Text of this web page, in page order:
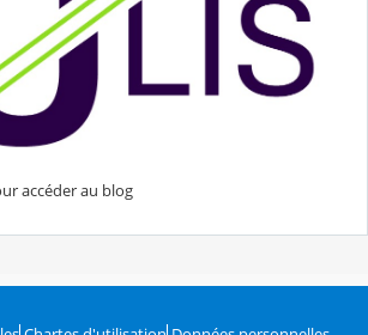
accéder au blog